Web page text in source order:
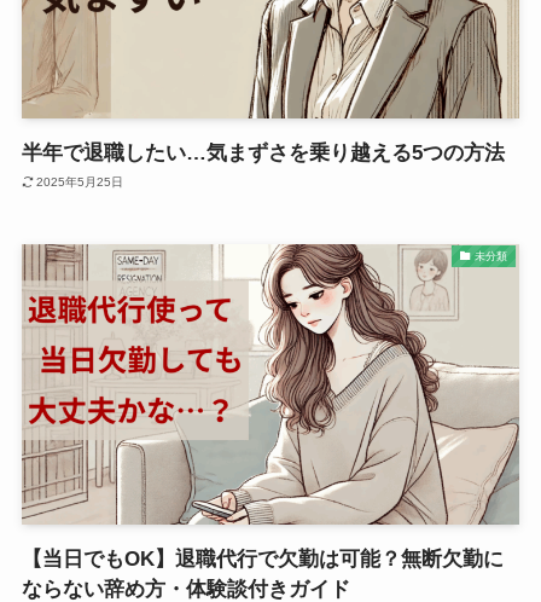
半年で退職したい…気まずさを乗り越える5つの方法
2025年5月25日
未分類
【当日でもOK】退職代行で欠勤は可能？無断欠勤に
ならない辞め方・体験談付きガイド